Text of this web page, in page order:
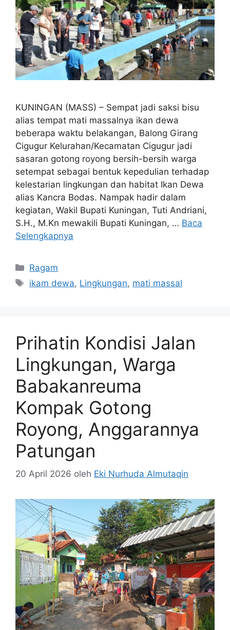
KUNINGAN (MASS) – Sempat jadi saksi bisu
alias tempat mati massalnya ikan dewa
beberapa waktu belakangan, Balong Girang
Cigugur Kelurahan/Kecamatan Cigugur jadi
sasaran gotong royong bersih-bersih warga
setempat sebagai bentuk kepedulian terhadap
kelestarian lingkungan dan habitat Ikan Dewa
alias Kancra Bodas. Nampak hadir dalam
kegiatan, Wakil Bupati Kuningan, Tuti Andriani,
S.H., M.Kn mewakili Bupati Kuningan, … Baca
Selengkapnya
Kategori
Ragam
Tag
ikam dewa, Lingkungan, mati massal
Prihatin Kondisi Jalan
Lingkungan, Warga
Babakanreuma
Kompak Gotong
Royong, Anggarannya
Patungan
20 April 2026 oleh Eki Nurhuda Almutaqin